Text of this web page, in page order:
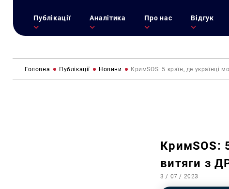
Публікації Аналітика Про нас Відгук
Головна Публікації Новини КримSOS: 5 країн, де
КримSOS:
витяги з
3 / 07 / 2023